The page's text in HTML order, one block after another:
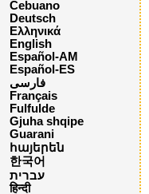
Cebuano
Deutsch
Ελληνικά
English
Español-AM
Español-ES
فارسی
Français
Fulfulde
Gjuha shqipe
Guarani
հայերեն
한국어
עברית
हिन्दी